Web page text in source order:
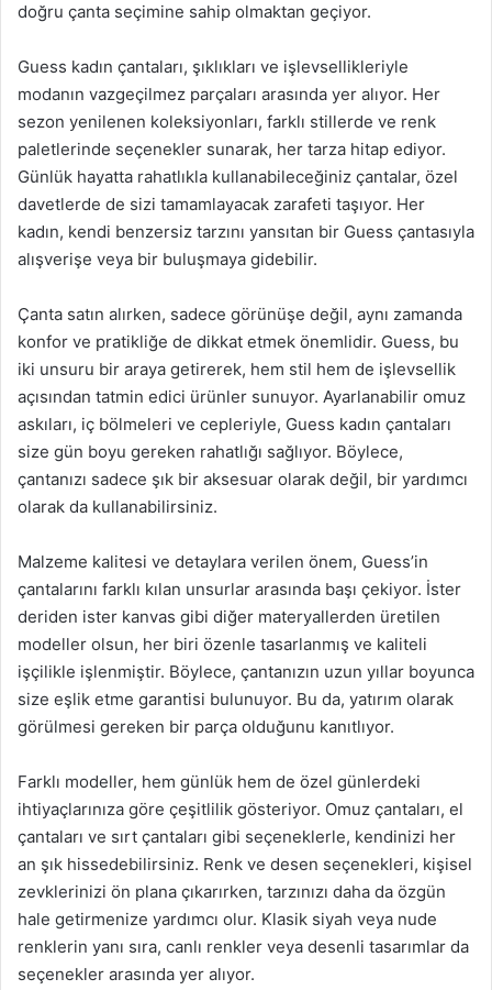
doğru çanta seçimine sahip olmaktan geçiyor.
Guess kadın çantaları, şıklıkları ve işlevsellikleriyle
modanın vazgeçilmez parçaları arasında yer alıyor. Her
sezon yenilenen koleksiyonları, farklı stillerde ve renk
paletlerinde seçenekler sunarak, her tarza hitap ediyor.
Günlük hayatta rahatlıkla kullanabileceğiniz çantalar, özel
davetlerde de sizi tamamlayacak zarafeti taşıyor. Her
kadın, kendi benzersiz tarzını yansıtan bir Guess çantasıyla
alışverişe veya bir buluşmaya gidebilir.
Çanta satın alırken, sadece görünüşe değil, aynı zamanda
konfor ve pratikliğe de dikkat etmek önemlidir. Guess, bu
iki unsuru bir araya getirerek, hem stil hem de işlevsellik
açısından tatmin edici ürünler sunuyor. Ayarlanabilir omuz
askıları, iç bölmeleri ve cepleriyle, Guess kadın çantaları
size gün boyu gereken rahatlığı sağlıyor. Böylece,
çantanızı sadece şık bir aksesuar olarak değil, bir yardımcı
olarak da kullanabilirsiniz.
Malzeme kalitesi ve detaylara verilen önem, Guess’in
çantalarını farklı kılan unsurlar arasında başı çekiyor. İster
deriden ister kanvas gibi diğer materyallerden üretilen
modeller olsun, her biri özenle tasarlanmış ve kaliteli
işçilikle işlenmiştir. Böylece, çantanızın uzun yıllar boyunca
size eşlik etme garantisi bulunuyor. Bu da, yatırım olarak
görülmesi gereken bir parça olduğunu kanıtlıyor.
Farklı modeller, hem günlük hem de özel günlerdeki
ihtiyaçlarınıza göre çeşitlilik gösteriyor. Omuz çantaları, el
çantaları ve sırt çantaları gibi seçeneklerle, kendinizi her
an şık hissedebilirsiniz. Renk ve desen seçenekleri, kişisel
zevklerinizi ön plana çıkarırken, tarzınızı daha da özgün
hale getirmenize yardımcı olur. Klasik siyah veya nude
renklerin yanı sıra, canlı renkler veya desenli tasarımlar da
seçenekler arasında yer alıyor.